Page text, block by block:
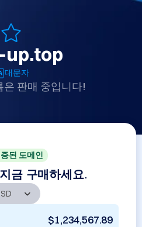
up.top
대문자
은 판매 중입니다!
된 도메인
금 구매하세요.
$1,234,567.89